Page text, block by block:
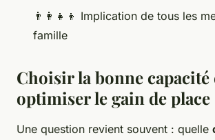
👨‍👩‍👧‍👦 Implication de tous les
famille
Choisir la bonne capacité
optimiser le gain de place
Une question revient souvent : quelle